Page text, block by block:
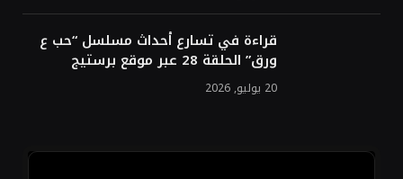
ففي الشهر الماضي، تصدرت شركة Figure AI، العاملة
في مجال تطوير الروبوتات الشبيهة بالبشر، عناوين الأخبار
بعد رفع دعوى قضائية من قبل مهندس السلامة السابق
للدفع من قبل أحد روبوتات الشركة من طراز T800.